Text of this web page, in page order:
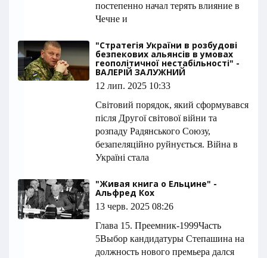
постепенно начал терять влияние в
Чечне и
"Стратегія України в розбудові
безпекових альянсів в умовах
геополітичної нестабільності" -
ВАЛЕРІЙ ЗАЛУЖНИЙ
12 лип. 2025 10:33
Світовий порядок, який сформувався
після Другої світової війни та
розпаду Радянського Союзу,
безапеляційно руйнується. Війна в
Україні стала
"Живая книга о Ельцине" -
Альфред Кох
13 черв. 2025 08:26
Глава 15. Преемник-1999Часть
5Выбор кандидатуры Степашина на
должность нового премьера дался